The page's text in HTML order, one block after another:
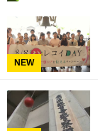
NEW